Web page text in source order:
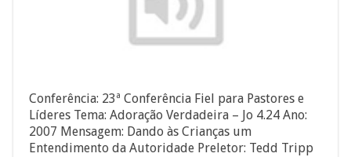
Conferência: 23ª Conferência Fiel para Pastores e
Líderes Tema: Adoração Verdadeira – Jo 4.24 Ano:
2007 Mensagem: Dando às Crianças um
Entendimento da Autoridade Preletor: Tedd Tripp